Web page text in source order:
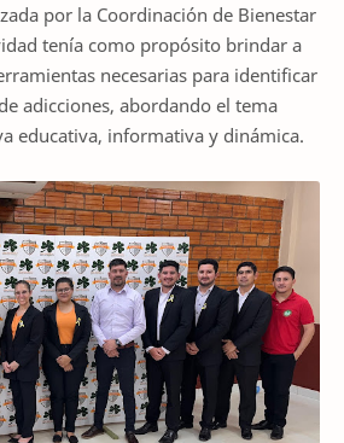
por la Coordinación de Bienestar
tenía como propósito brindar a
necesarias para identificar
adicciones, abordando el tema
educativa, informativa y dinámica.